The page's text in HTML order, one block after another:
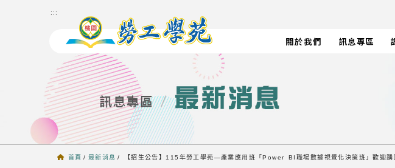
跳到主要內容:::
關於我們 訊息專區
首頁 / 最新消息 / 【招生公告】115年勞工學苑—產業應用班「Power BI職場數據視覺化決策班」歡迎